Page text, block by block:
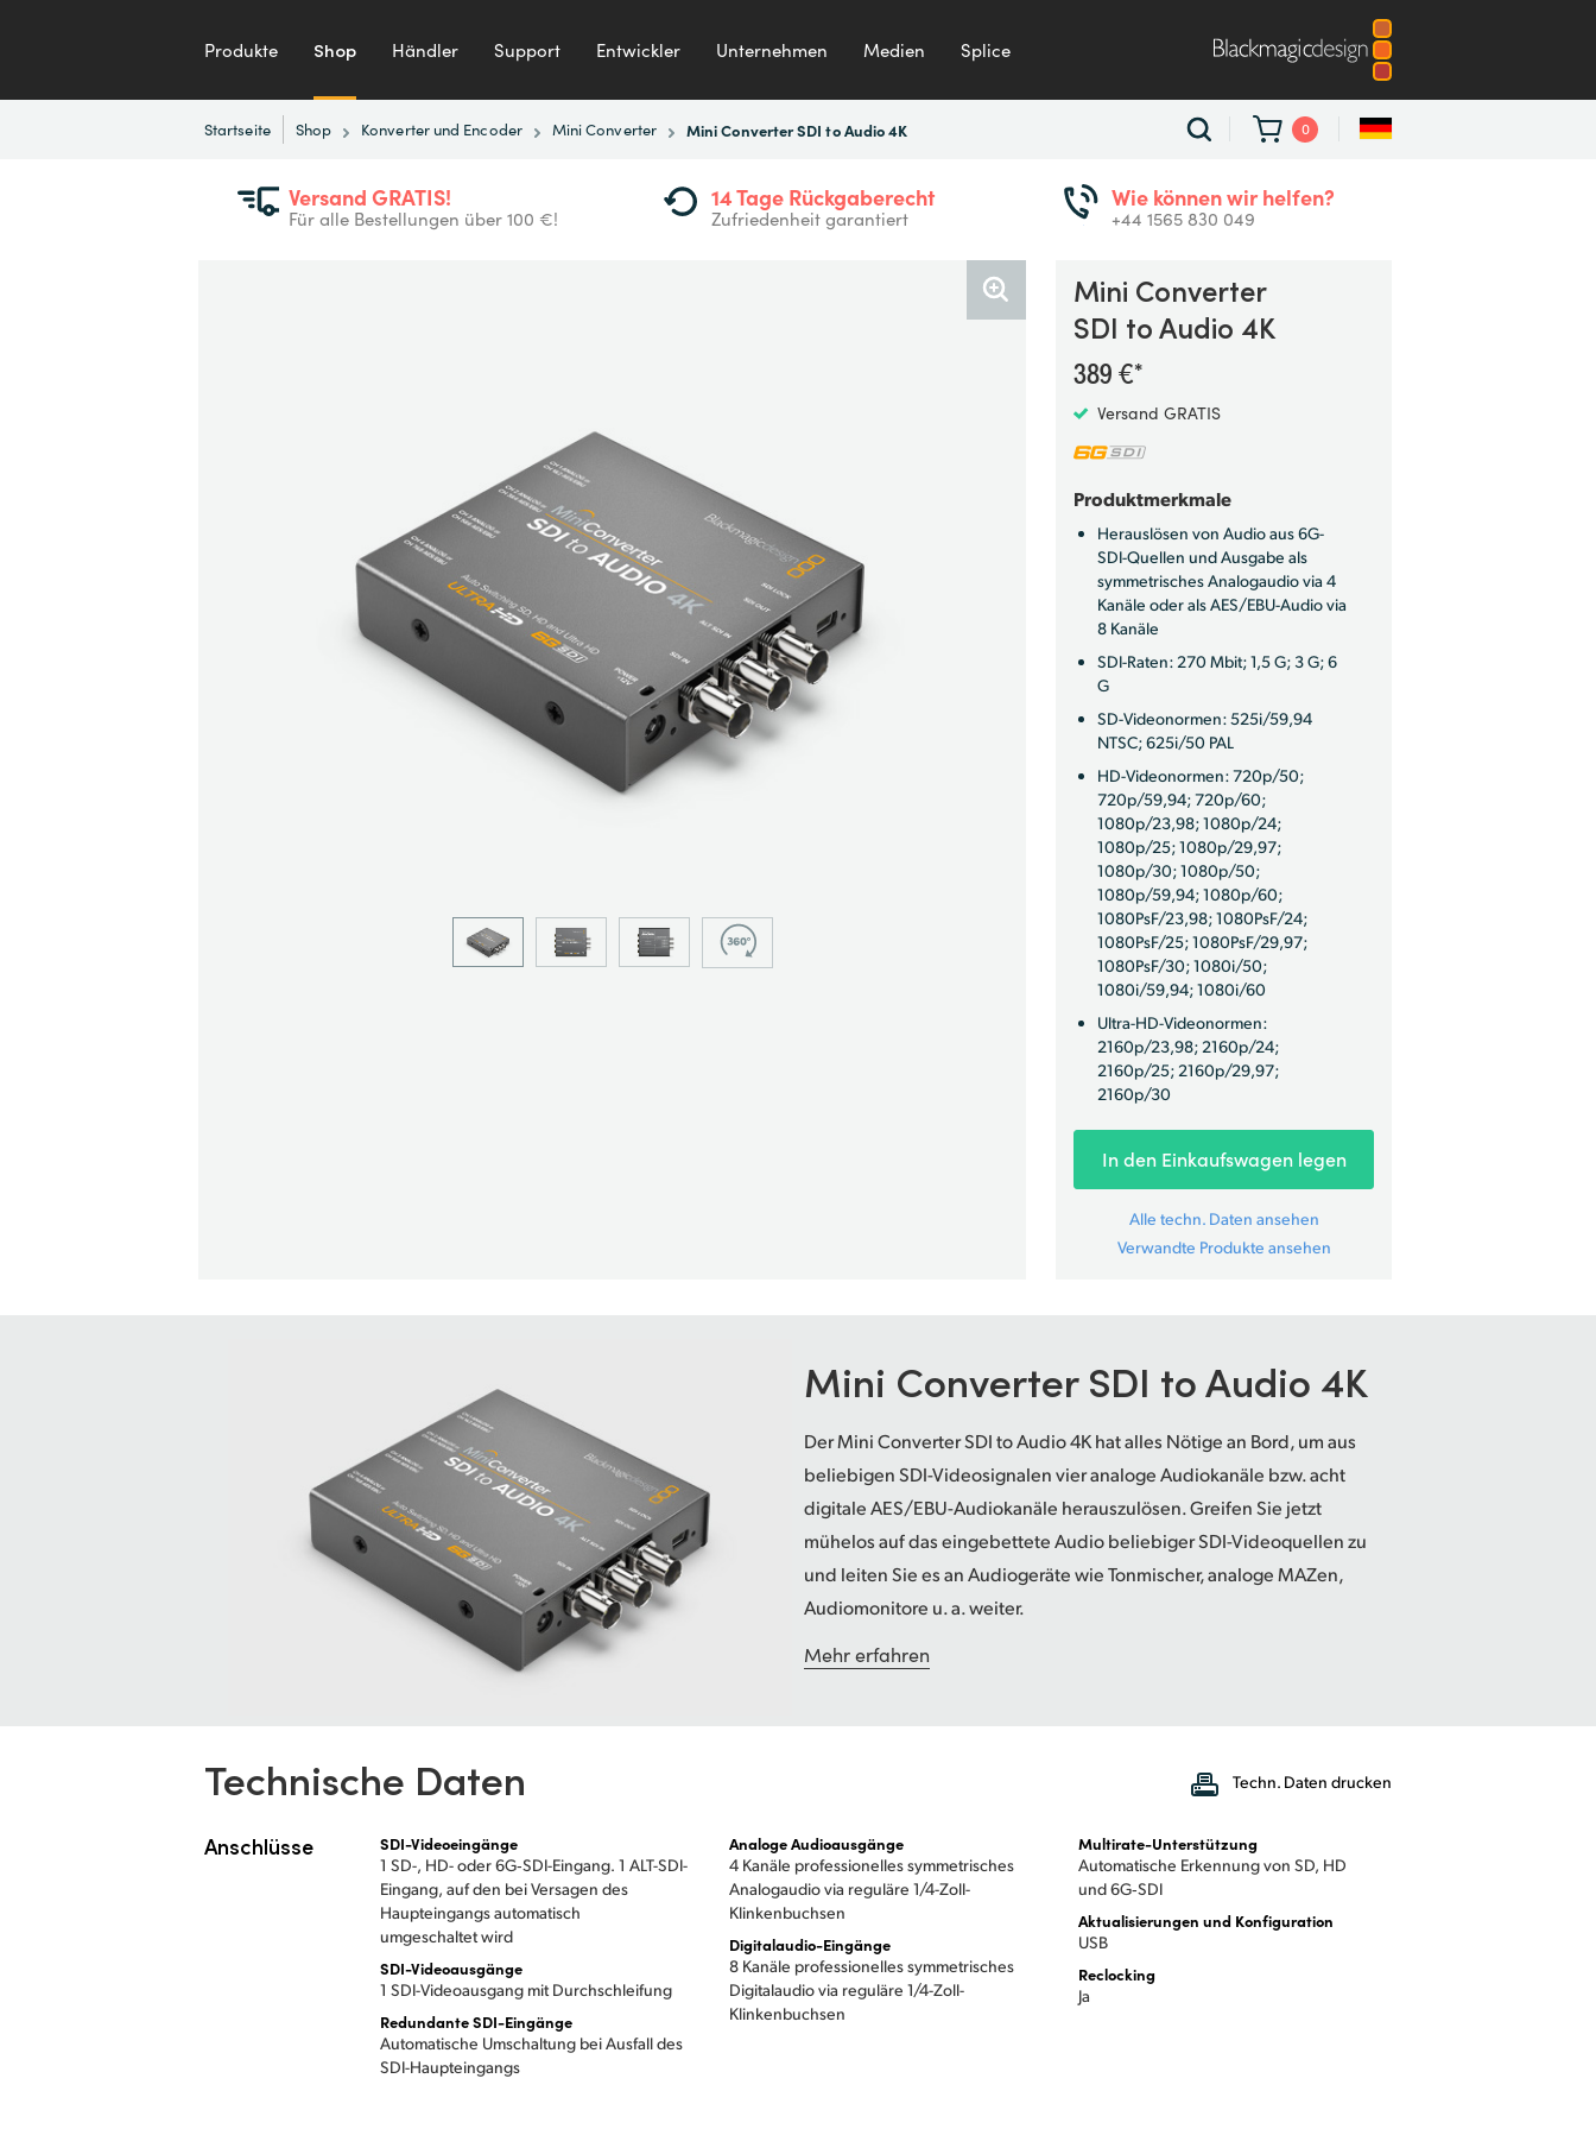
Produkte Shop Händler Support Entwickler Unternehmen Medien Splice
0
Startseite Shop Konverter und Encoder Mini Converter Mini Converter SDI to Audio 4K
Versand GRATIS!
Für alle Bestellungen über 100 €!
14 Tage Rückgaberecht
Zufriedenheit garantiert
Wie können wir helfen?
+44 1565 830 049
Mini Converter
SDI to Audio 4K
389 €*
Versand GRATIS
Produktmerkmale
Herauslösen von Audio aus 6G-
SDI-Quellen und Ausgabe als
symmetrisches Analogaudio via 4
Kanäle oder als AES/EBU-Audio via
8 Kanäle
SDI-Raten: 270 Mbit; 1,5 G; 3 G; 6
G
SD-Videonormen: 525i/59,94
NTSC; 625i/50 PAL
HD-Videonormen: 720p/50;
720p/59,94; 720p/60;
1080p/23,98; 1080p/24;
1080p/25; 1080p/29,97;
1080p/30; 1080p/50;
1080p/59,94; 1080p/60;
1080PsF/23,98; 1080PsF/24;
1080PsF/25; 1080PsF/29,97;
1080PsF/30; 1080i/50;
1080i/59,94; 1080i/60
Ultra-HD-Videonormen:
2160p/23,98; 2160p/24;
2160p/25; 2160p/29,97;
2160p/30
In den Einkaufswagen legen
Alle techn. Daten ansehen
Verwandte Produkte ansehen
Mini Converter SDI to Audio 4K
Der Mini Converter SDI to Audio 4K hat alles Nötige an Bord, um aus
beliebigen SDI-Videosignalen vier analoge Audiokanäle bzw. acht
digitale AES/EBU-Audiokanäle herauszulösen. Greifen Sie jetzt
mühelos auf das eingebettete Audio beliebiger SDI-Videoquellen zu
und leiten Sie es an Audiogeräte wie Tonmischer, analoge MAZen,
Audiomonitore u. a. weiter.
Mehr erfahren
Technische Daten Techn. Daten drucken
Anschlüsse SDI-Videoeingänge
1 SD-, HD- oder 6G‑SDI-Eingang. 1 ALT-SDI-
Eingang, auf den bei Versagen des
Haupteingangs automatisch
umgeschaltet wird
SDI-Videoausgänge
1 SDI-Videoausgang mit Durchschleifung
Redundante SDI-Eingänge
Automatische Umschaltung bei Ausfall des
SDI-Haupteingangs
Analoge Audioausgänge
4 Kanäle professionelles symmetrisches
Analogaudio via reguläre 1/4-Zoll-
Klinkenbuchsen
Digitalaudio-Eingänge
8 Kanäle professionelles symmetrisches
Digitalaudio via reguläre 1/4-Zoll-
Klinkenbuchsen
Multirate-Unterstützung
Automatische Erkennung von SD, HD
und 6G‑SDI
Aktualisierungen und Konfiguration
USB
Reclocking
Ja